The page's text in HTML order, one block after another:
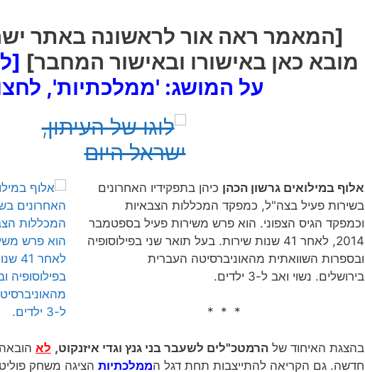
[המאמר ראה אור לראשונה באתר
מובא כאן באישורו ובאישור המחבר]
על המושג: 'ממלכתיות',
אלוף במילואים גרשון הכהן כיהן בתפקידיו האחרונים
בשירות פעיל בצה"ל, כמפקד המכללות הצבאיות
וכמפקד הגיס הצפוני. הוא פרש משירות פעיל בספטמבר
2014, לאחר 41 שנות שירות‏. בעל תואר שני בפילוסופיה
ובספרות השוואתית מהאוניברסיטה העברית
בירושלים. נשוי ואב ל-3 ילדים.
* * *
בהצגת האיחוד של הרמטכ"לים לשעבר בני גנץ וגדי איזנקוט, לא
חדשה. גם הקריאה להתייצבות תחת דגל הממלכתיות הציגה משחק